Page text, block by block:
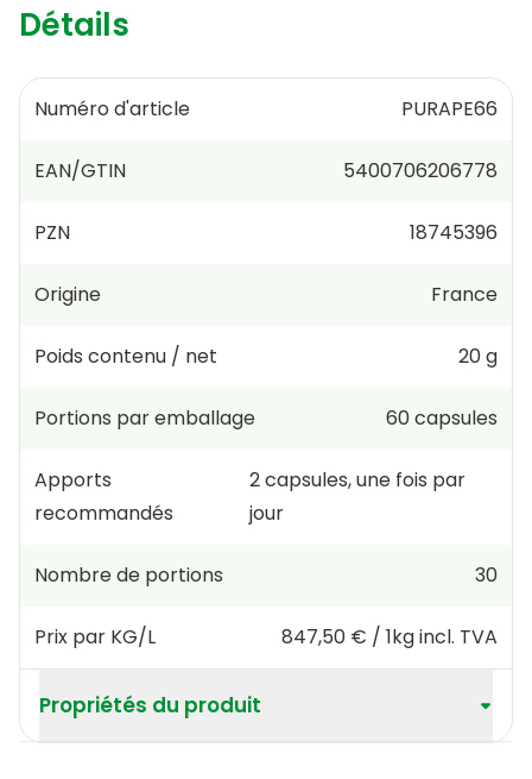
Détails
Numéro d'article PURAPE66
EAN/GTIN 5400706206778
PZN 18745396
Origine France
Poids contenu / net 20 g
Portions par emballage 60capsules
Apports
recommandés
2capsules,une fois par
jour
Nombre de portions 30
Prix par KG/L 847,50 € / 1kgincl. TVA
Propriétés du produit